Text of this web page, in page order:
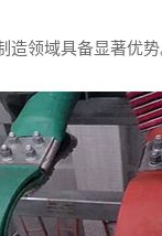
领域具备显著优